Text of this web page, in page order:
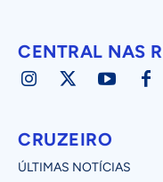
CENTRAL NAS
CRUZEIRO
ÚLTIMAS NOTÍCIAS